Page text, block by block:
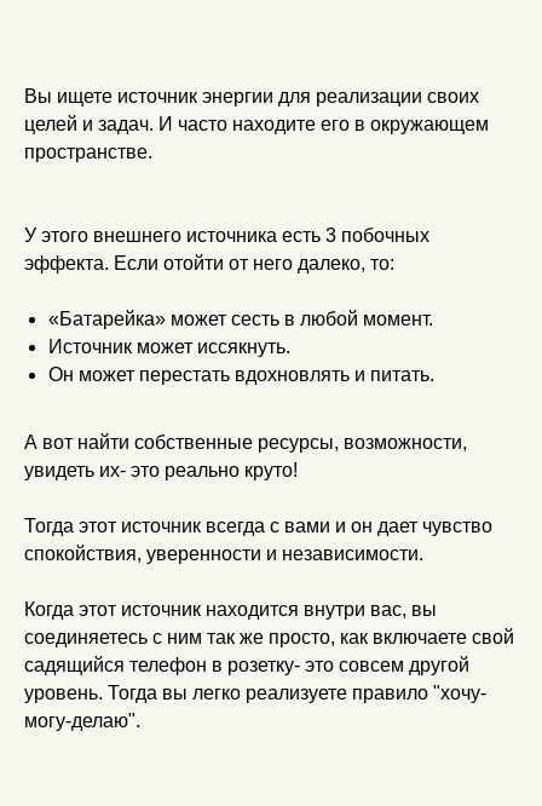
Вы ищете источник энергии для реализации своих
целей и задач. И часто находите его в окружающем
пространстве.
У этого внешнего источника есть 3 побочных
эффекта. Если отойти от него далеко, то:
«Батарейка» может сесть в любой момент.
Источник может иссякнуть.
Он может перестать вдохновлять и питать.
А вот найти собственные ресурсы, возможности,
увидеть их- это реально круто!
Тогда этот источник всегда с вами и он дает чувство
спокойствия, уверенности и независимости.
Когда этот источник находится внутри вас, вы
соединяетесь с ним так же просто, как включаете свой
садящийся телефон в розетку- это совсем другой
уровень. Тогда вы легко реализуете правило "хочу-
могу-делаю".